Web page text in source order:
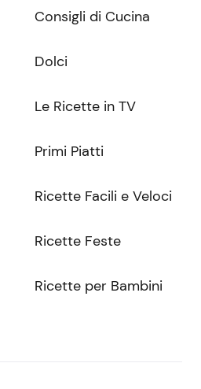
Consigli di Cucina
Dolci
Le Ricette in TV
Primi Piatti
Ricette Facili e Veloci
Ricette Feste
Ricette per Bambini